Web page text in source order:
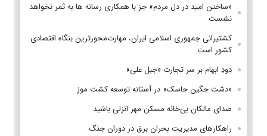
«ساختن امید در دل مردم» جز با همکاری رسانه ها به ثمر نخواهد
نشست
کشتیرانی جمهوری اسلامی ایران، مهارت‌محورترین بنگاه اقتصادی
کشور است
دودِ ابهام بر سر تجارت «جبل علی»
«دشت جگین جاسک» در آستانه توسعه کشت موز
صدای مالکان بی‌خانه مسکن مهر انزلی باشید
راهکارهای مدیریت بحران برق در دوران جنگ